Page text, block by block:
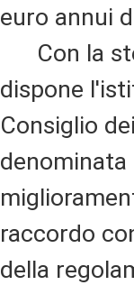
euro annui
Con la
dispone
Consiglio
denominata
raccordo
della